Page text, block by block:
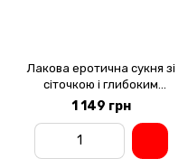
Лакова еротична сукня зі
сіточкою і глибоким
декольте One Size Black
1 149 грн